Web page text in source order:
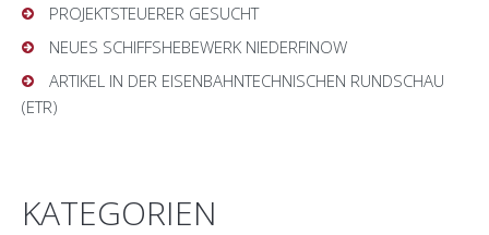
PROJEKTSTEUERER GESUCHT
NEUES SCHIFFSHEBEWERK NIEDERFINOW
ARTIKEL IN DER EISENBAHNTECHNISCHEN RUNDSCHAU
(ETR)
KATEGORIEN